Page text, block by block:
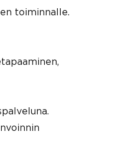
toiminnalle.